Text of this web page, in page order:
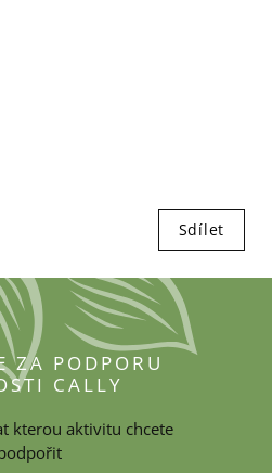
Sdílet
ZA PODPORU
CALLY
kterou aktivitu chcete